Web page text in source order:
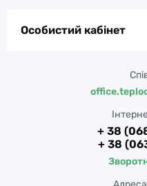
Особистий кабінет
+ 38
+ 38